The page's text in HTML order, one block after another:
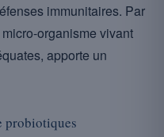
immunitaires. Par
organisme vivant
apporte un
probiotiques